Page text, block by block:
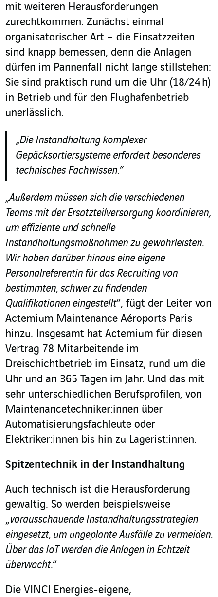
mit weiteren Herausforderungen
zurechtkommen. Zunächst einmal
organisatorischer Art – die Einsatzzeiten
sind knapp bemessen, denn die Anlagen
dürfen im Pannenfall nicht lange stillstehen:
Sie sind praktisch rund um die Uhr (18/24 h)
in Betrieb und für den Flughafenbetrieb
unerlässlich.
„Die Instandhaltung komplexer
Gepäcksortiersysteme erfordert besonderes
technisches Fachwissen.”
„Außerdem müssen sich die verschiedenen
Teams mit der Ersatzteilversorgung koordinieren,
um effiziente und schnelle
Instandhaltungsmaßnahmen zu gewährleisten.
Wir haben darüber hinaus eine eigene
Personalreferentin für das Recruiting von
bestimmten, schwer zu findenden
Qualifikationen eingestellt“, fügt der Leiter von
Actemium Maintenance Aéroports Paris
hinzu. Insgesamt hat Actemium für diesen
Vertrag 78 Mitarbeitende im
Dreischichtbetrieb im Einsatz, rund um die
Uhr und an 365 Tagen im Jahr. Und das mit
sehr unterschiedlichen Berufsprofilen, von
Maintenancetechniker:innen über
Automatisierungsfachleute oder
Elektriker:innen bis hin zu Lagerist:innen.
Spitzentechnik in der Instandhaltung
Auch technisch ist die Herausforderung
gewaltig. So werden beispielsweise
„vorausschauende Instandhaltungsstrategien
eingesetzt, um ungeplante Ausfälle zu vermeiden.
Über das IoT werden die Anlagen in Echtzeit
überwacht.“
Die VINCI Energies-eigene,